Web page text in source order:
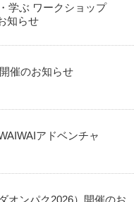
学ぶ ワークショップ
知らせ
催のお知らせ
アドベンチャ
オンパク2026）開催のお